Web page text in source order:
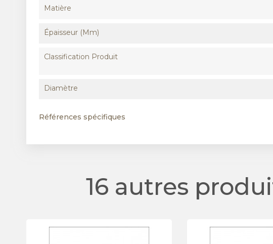
Matière
Épaisseur (mm)
Classification Produit
Diamètre
Références spécifiques
16 autres